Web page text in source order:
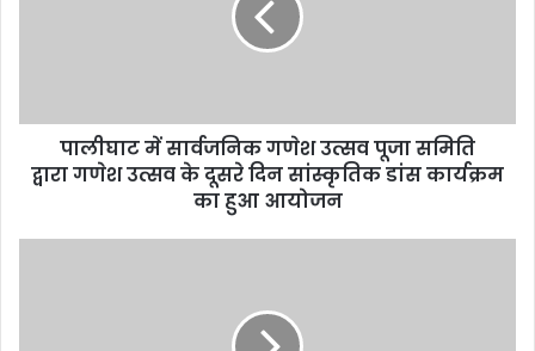
पालीघाट में सार्वजनिक गणेश उत्सव पूजा समिति
द्वारा गणेश उत्सव के दूसरे दिन सांस्कृतिक डांस कार्यक्रम
का हुआ आयोजन